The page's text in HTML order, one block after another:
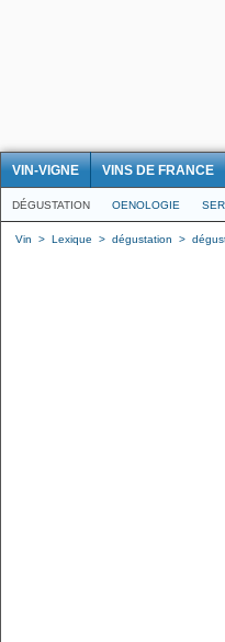
VIN-VIGNE VINS DE FRANCE
DÉGUSTATION OENOLOGIE
Vin > Lexique > dégustation >